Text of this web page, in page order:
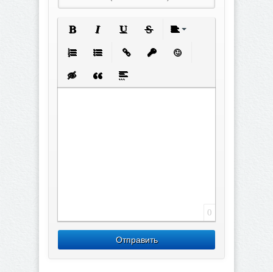
Вставка скрытого текста
Вставка цитаты
Вставка спойлера
0
Отправить